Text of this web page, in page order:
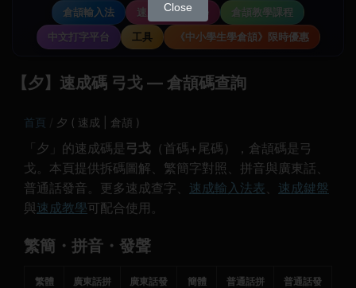
倉頡輸入法
速成輸入法教學
倉頡教學課程
中文打字平台
工具 《中小學生學倉頡》限時優惠
【夕】速成碼 弓戈 — 倉頡碼查詢
首頁 夕 ( 速成 | 倉頡 )
「夕」的速成碼是 弓戈 （首碼+尾碼），倉頡碼是弓
戈。本頁提供拆碼圖解、繁簡字對照、拼音與廣東話、
普通話發音。更多速成查字、 速成輸入法表、 速成鍵盤
與速成教學可配合使用。
繁簡・拼音・發聲
繁體
廣東話拼
廣東話發
簡體
普通話拼
普通話發
Close